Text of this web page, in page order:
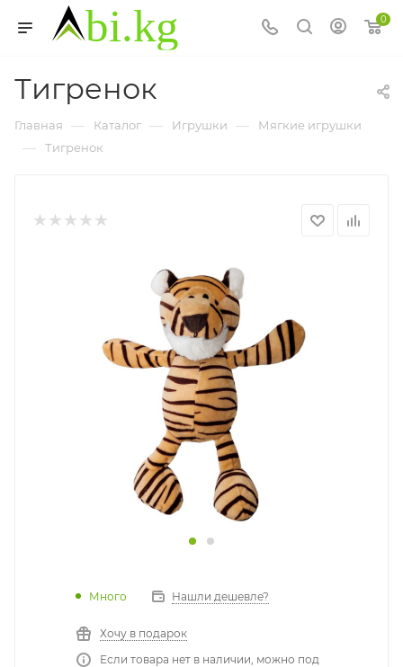
0
Тигренок
Главная — Каталог — Игрушки — Мягкие игрушки
— Тигренок
Много Нашли дешевле?
Хочу в подарок
Если товара нет в наличии, можно под